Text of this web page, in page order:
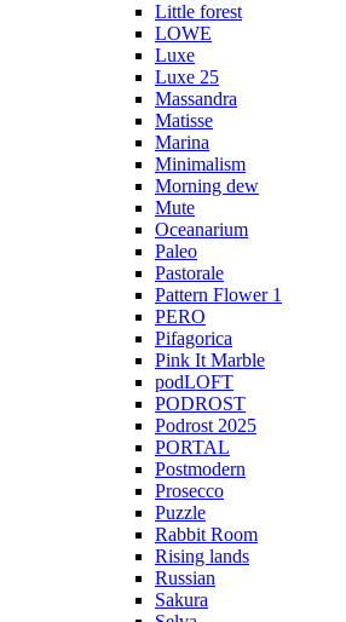
Little forest
LOWE
Luxe
Luxe 25
Massandra
Matisse
Marina
Minimalism
Morning dew
Mute
Oceanarium
Paleo
Pastorale
Pattern Flower 1
PERO
Pifagorica
Pink It Marble
podLOFT
PODROST
Podrost 2025
PORTAL
Postmodern
Prosecco
Puzzle
Rabbit Room
Rising lands
Russian
Sakura